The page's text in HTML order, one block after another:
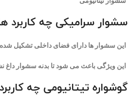
سشوار سرامیکی چه کاربرد
این سشوار ها دارای فضای داخلی تشکیل شده
این ویژگی باعث می شود تا بدنه سشوار داغ
گوشواره تیتانیومی چه